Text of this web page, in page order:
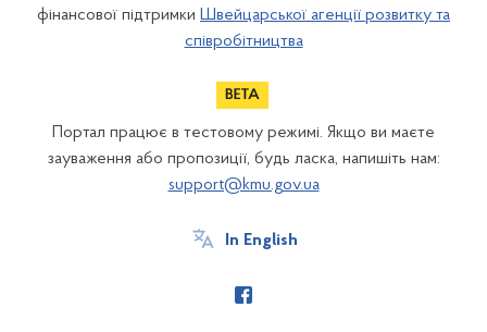
фінансової підтримки Швейцарської агенції розвитку та
співробітництва
Портал працює в тестовому режимі. Якщо ви маєте
зауваження або пропозиції, будь ласка, напишіть нам:
support@kmu.gov.ua
In English